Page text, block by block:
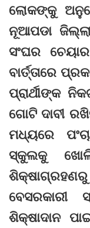
ଲୋକଙ୍କୁ
ନୂଆପଡା
ସଂଘର
ବାର୍ତ୍ତାରେ
ପ୍ରାର୍ଥୀଙ୍କ
ଗୋଟି ଦାବୀ
ମଧ୍ୟରେ
ସ୍କୁଲକୁ
ଶିକ୍ଷାଦାନ